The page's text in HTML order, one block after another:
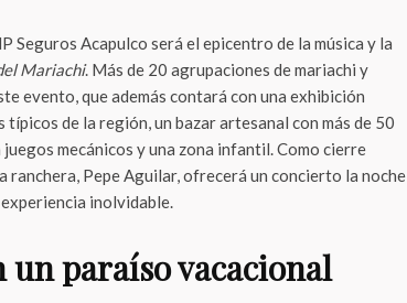
Seguros Acapulco será el epicentro de la música y la
Mariachi. Más de 20 agrupaciones de mariachi y
evento, que además contará con una exhibición
de la región, un bazar artesanal con más de 50
mecánicos y una zona infantil. Como cierre
ranchera, Pepe Aguilar, ofrecerá un concierto la noche
inolvidable.
paraíso vacacional